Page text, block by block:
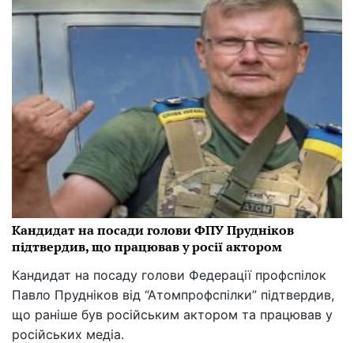
Кандидат на посади голови ФПУ Прудніков
підтвердив, що працював у росії актором
Кандидат на посаду голови Федерації профспілок
Павло Прудніков від “Атомпрофспілки” підтвердив,
що раніше був російським актором та працював у
російських медіа.